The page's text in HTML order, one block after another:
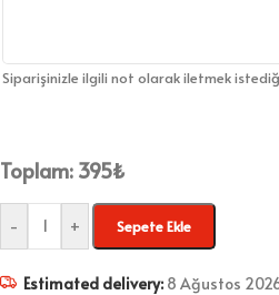
Siparişinizle ilgili not olarak iletmek
Toplam: 395₺
- + Sepete Ekle
Estimated delivery: 8 Ağustos